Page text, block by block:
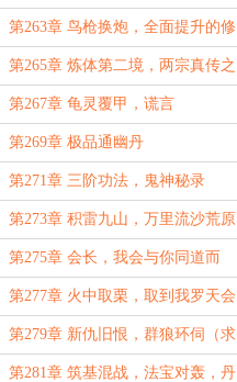
重拾道心之日
第263章 鸟枪换炮，全面提升的修
炼环境。
第265章 炼体第二境，两宗真传之
战
第267章 龟灵覆甲，谎言
第269章 极品通幽丹
第271章 三阶功法，鬼神秘录
第273章 积雷九山，万里流沙荒原
第275章 会长，我会与你同道而
行！
第277章 火中取栗，取到我罗天会
头上？
第279章 新仇旧恨，群狼环伺（求
月票）
第281章 筑基混战，法宝对轰，丹